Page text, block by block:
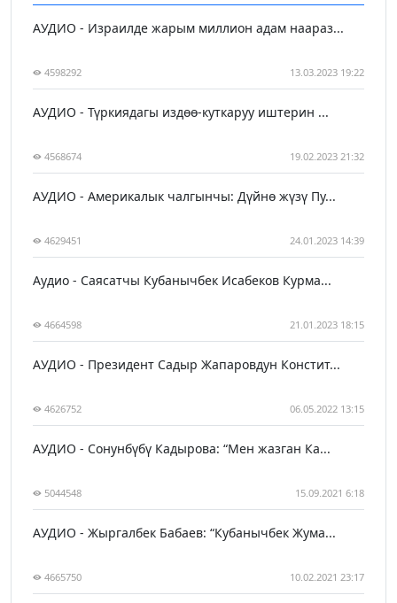
АУДИО - Израилде жарым миллион адам наараз...
4598292 13.03.2023 19:22
АУДИО - Түркиядагы издөө-куткаруу иштерин ...
4568674 19.02.2023 21:32
АУДИО - Америкалык чалгынчы: Дүйнө жүзү Пу...
4629451 24.01.2023 14:39
Аудио - Саясатчы Кубанычбек Исабеков Курма...
4664598 21.01.2023 18:15
АУДИО - Президент Садыр Жапаровдун Констит...
4626752 06.05.2022 13:15
АУДИО - Сонунбүбү Кадырова: “Мен жазган Ка...
5044548 15.09.2021 6:18
АУДИО - Жыргалбек Бабаев: “Кубанычбек Жума...
4665750 10.02.2021 23:17